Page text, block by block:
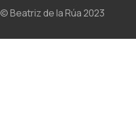
© Beatriz de la Rúa 2023